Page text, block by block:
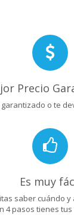
Precio
garantizado o te
Es muy
saber cuándo
4 pasos tienes